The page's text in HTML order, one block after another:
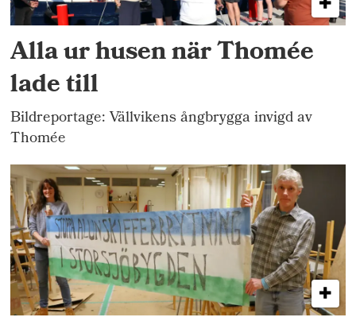
Alla ur husen när Thomée
lade till
Bildreportage: Vällvikens ångbrygga invigd av
Thomée